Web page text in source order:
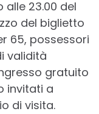
alle 23.00 del
del biglietto
65, possessori
validità
gratuito
invitati a
di visita.